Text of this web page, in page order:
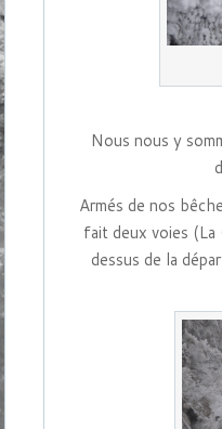
Nous nous y
Armés de nos
fait deux voies
dessus de la